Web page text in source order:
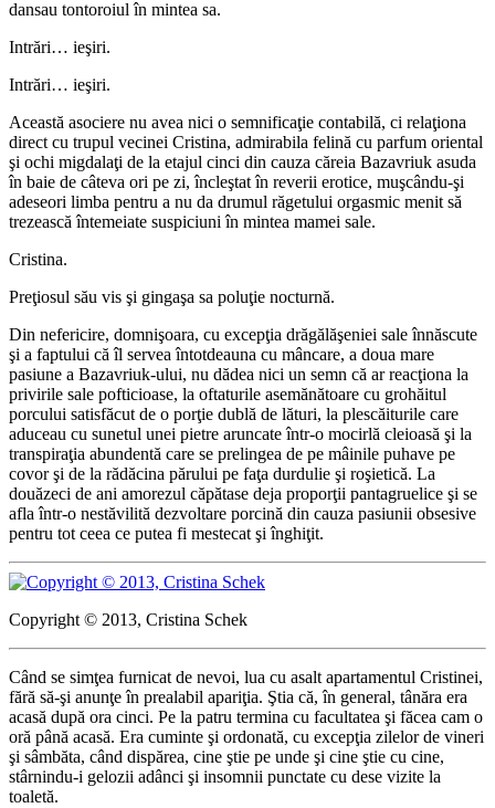
dansau tontoroiul în mintea sa.
Intrări… ieşiri.
Intrări… ieşiri.
Această asociere nu avea nici o semnificaţie contabilă, ci relaţiona
direct cu trupul vecinei Cristina, admirabila felină cu parfum oriental
şi ochi migdalaţi de la etajul cinci din cauza căreia Bazavriuk asuda
în baie de câteva ori pe zi, încleştat în reverii erotice, muşcându-şi
adeseori limba pentru a nu da drumul răgetului orgasmic menit să
trezească întemeiate suspiciuni în mintea mamei sale.
Cristina.
Preţiosul său vis şi gingaşa sa poluţie nocturnă.
Din nefericire, domnişoara, cu excepţia drăgălăşeniei sale înnăscute
şi a faptului că îl servea întotdeauna cu mâncare, a doua mare
pasiune a Bazavriuk-ului, nu dădea nici un semn că ar reacţiona la
privirile sale pofticioase, la oftaturile asemănătoare cu grohăitul
porcului satisfăcut de o porţie dublă de lături, la plescăiturile care
aduceau cu sunetul unei pietre aruncate într-o mocirlă cleioasă şi la
transpiraţia abundentă care se prelingea de pe mâinile puhave pe
covor şi de la rădăcina părului pe faţa durdulie şi roşietică. La
douăzeci de ani amorezul căpătase deja proporţii pantagruelice şi se
afla într-o nestăvilită dezvoltare porcină din cauza pasiunii obsesive
pentru tot ceea ce putea fi mestecat şi înghiţit.
Copyright © 2013, Cristina Schek
Când se simţea furnicat de nevoi, lua cu asalt apartamentul Cristinei,
fără să-şi anunţe în prealabil apariţia. Ştia că, în general, tânăra era
acasă după ora cinci. Pe la patru termina cu facultatea şi făcea cam o
oră până acasă. Era cuminte şi ordonată, cu excepţia zilelor de vineri
şi sâmbăta, când dispărea, cine ştie pe unde şi cine ştie cu cine,
stârnindu-i gelozii adânci şi insomnii punctate cu dese vizite la
toaletă.